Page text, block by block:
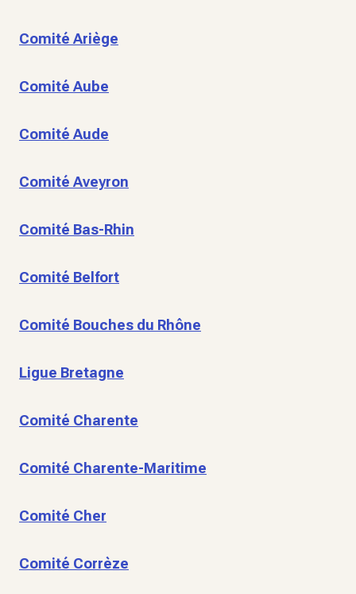
Comité Ariège
Comité Aube
Comité Aude
Comité Aveyron
Comité Bas-Rhin
Comité Belfort
Comité Bouches du Rhône
Ligue Bretagne
Comité Charente
Comité Charente-Maritime
Comité Cher
Comité Corrèze